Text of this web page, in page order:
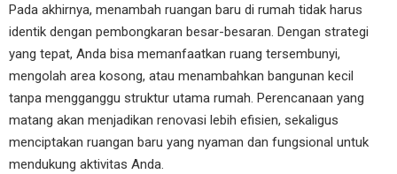
Pada akhirnya, menambah ruangan baru di rumah tidak harus
identik dengan pembongkaran besar-besaran. Dengan strategi
yang tepat, Anda bisa memanfaatkan ruang tersembunyi,
mengolah area kosong, atau menambahkan bangunan kecil
tanpa mengganggu struktur utama rumah. Perencanaan yang
matang akan menjadikan renovasi lebih efisien, sekaligus
menciptakan ruangan baru yang nyaman dan fungsional untuk
mendukung aktivitas Anda.